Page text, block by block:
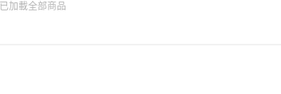
已加載全部商品